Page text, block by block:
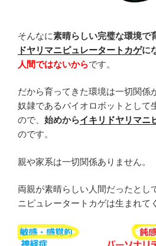
そんなに素晴らしい完璧な環境で
ドヤリマニピュレータートカゲに
人間ではないからです。
だから育ってきた環境は一切関係
奴隷であるバイオロボットとして
ので、 始めからイキリドヤリマニ
のです。
親や家系は一切関係ありません。
両親が素晴らしい人間だったとし
ニピュレータートカゲは生まれて